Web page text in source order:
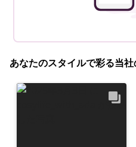
あなたのスタイルで彩る当